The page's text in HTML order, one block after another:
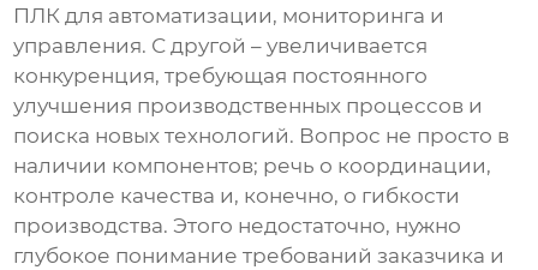
ПЛК для автоматизации, мониторинга и
управления. С другой – увеличивается
конкуренция, требующая постоянного
улучшения производственных процессов и
поиска новых технологий. Вопрос не просто в
наличии компонентов; речь о координации,
контроле качества и, конечно, о гибкости
производства. Этого недостаточно, нужно
глубокое понимание требований заказчика и